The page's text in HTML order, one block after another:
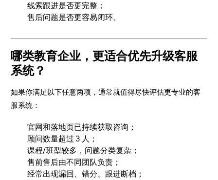
线索跟进是否更完整；
售后问题是否更容易闭环。
哪类教育企业，更适合优先升级客服
系统？
如果你满足以下任意两项，通常就值得尽快评估更专业的客
服系统：
官网和落地页已持续获取咨询；
顾问数量超过 3 人；
课程/班型较多，问题分类复杂；
售前售后由不同团队负责；
经常出现漏回、错分、跟进断档；